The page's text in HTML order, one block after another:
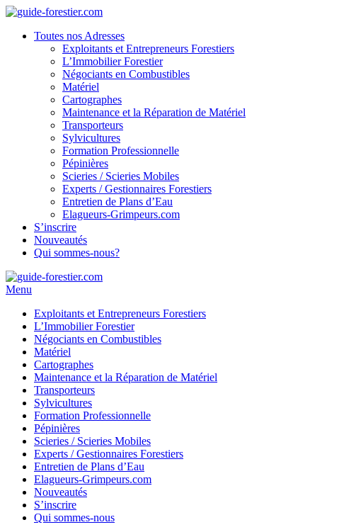
Toutes nos Adresses
Exploitants et Entrepreneurs Forestiers
L’Immobilier Forestier
Négociants en Combustibles
Matériel
Cartographes
Maintenance et la Réparation de Matériel
Transporteurs
Sylvicultures
Formation Professionnelle
Pépinières
Scieries / Scieries Mobiles
Experts / Gestionnaires Forestiers
Entretien de Plans d’Eau
Elagueurs-Grimpeurs.com
S’inscrire
Nouveautés
Qui sommes-nous?
Menu
Exploitants et Entrepreneurs Forestiers
L’Immobilier Forestier
Négociants en Combustibles
Matériel
Cartographes
Maintenance et la Réparation de Matériel
Transporteurs
Sylvicultures
Formation Professionnelle
Pépinières
Scieries / Scieries Mobiles
Experts / Gestionnaires Forestiers
Entretien de Plans d’Eau
Elagueurs-Grimpeurs.com
Nouveautés
S’inscrire
Qui sommes-nous